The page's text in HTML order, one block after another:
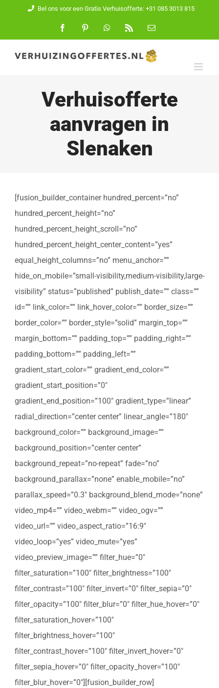
inhoud
Bel ons voor een Gratis Verhuisofferte: +31 085 3013 815
FacebookPinterest WhatsApp
E-
Verhuisofferte
aanvragen in
Slenaken
[fusion_builder_container hundred_percent=”no”
hundred_percent_height=”no”
hundred_percent_height_scroll=”no”
hundred_percent_height_center_content=”yes”
equal_height_columns=”no” menu_anchor=””
hide_on_mobile=”small-visibility,medium-visibility,large-
visibility” status=”published” publish_date=”” class=””
id=”” link_color=”” link_hover_color=”” border_size=””
border_color=”” border_style=”solid” margin_top=””
margin_bottom=”” padding_top=”” padding_right=””
padding_bottom=”” padding_left=””
gradient_start_color=”” gradient_end_color=””
gradient_start_position=”0″
gradient_end_position=”100″ gradient_type=”linear”
radial_direction=”center center” linear_angle=”180″
background_color=”” background_image=””
background_position=”center center”
background_repeat=”no-repeat” fade=”no”
background_parallax=”none” enable_mobile=”no”
parallax_speed=”0.3″ background_blend_mode=”none”
video_mp4=”” video_webm=”” video_ogv=””
video_url=”” video_aspect_ratio=”16:9″
video_loop=”yes” video_mute=”yes”
video_preview_image=”” filter_hue=”0″
filter_saturation=”100″ filter_brightness=”100″
filter_contrast=”100″ filter_invert=”0″ filter_sepia=”0″
filter_opacity=”100″ filter_blur=”0″ filter_hue_hover=”0″
filter_saturation_hover=”100″
filter_brightness_hover=”100″
filter_contrast_hover=”100″ filter_invert_hover=”0″
filter_sepia_hover=”0″ filter_opacity_hover=”100″
filter_blur_hover=”0″][fusion_builder_row]